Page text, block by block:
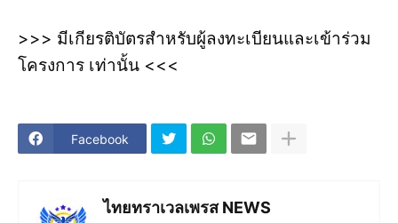
>>> มีเกียรติบัตรสำหรับผู้ลงทะเบียนและเข้าร่วม
โครงการ เท่านั้น <<<
Facebook
ไทยทราเวลเพรส NEWS